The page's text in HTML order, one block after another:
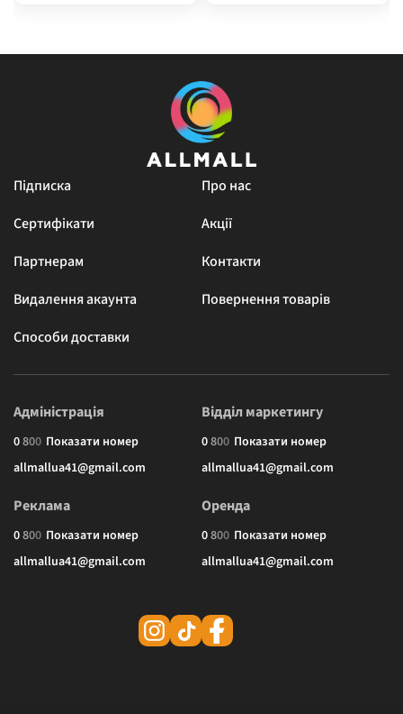
Підписка
Про нас
Сертифікати
Акції
Партнерам
Контакти
Видалення акаунта
Повернення товарів
Способи доставки
Адміністрація
0800 Показати номер
allmallua41@gmail.com
Відділ маркетингу
0800 Показати номер
allmallua41@gmail.com
Реклама
0800 Показати номер
allmallua41@gmail.com
Оренда
0800 Показати номер
allmallua41@gmail.com